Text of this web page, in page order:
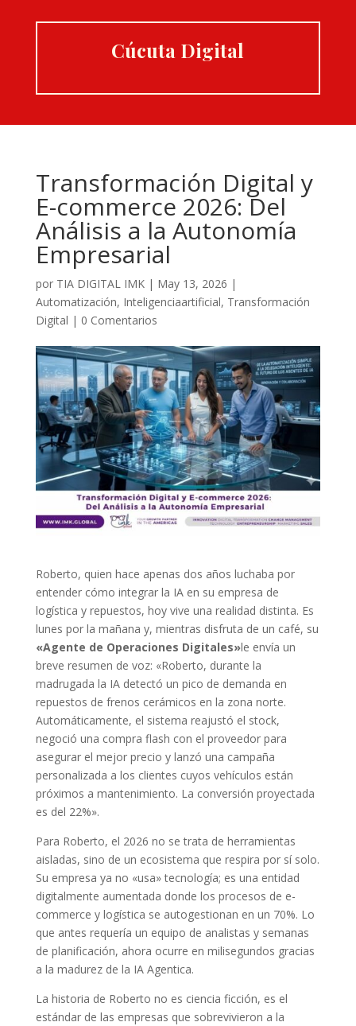
Cúcuta Digital
Transformación Digital y
E-commerce 2026: Del
Análisis a la Autonomía
Empresarial
por TIA DIGITAL IMK| May 13, 2026 |
Automatización, Inteligenciaartificial, Transformación
Digital | 0 Comentarios
Roberto, quien hace apenas dos años luchaba por
entender cómo integrar la IA en su empresa de
logística y repuestos, hoy vive una realidad distinta. Es
lunes por la mañana y, mientras disfruta de un café, su
«Agente de Operaciones Digitales»le envía un
breve resumen de voz: «Roberto, durante la
madrugada la IA detectó un pico de demanda en
repuestos de frenos cerámicos en la zona norte.
Automáticamente, el sistema reajustó el stock,
negoció una compra flash con el proveedor para
asegurar el mejor precio y lanzó una campaña
personalizada a los clientes cuyos vehículos están
próximos a mantenimiento. La conversión proyectada
es del 22%».
Para Roberto, el 2026 no se trata de herramientas
aisladas, sino de un ecosistema que respira por sí solo.
Su empresa ya no «usa» tecnología; es una entidad
digitalmente aumentada donde los procesos de e-
commerce y logística se autogestionan en un 70%. Lo
que antes requería un equipo de analistas y semanas
de planificación, ahora ocurre en milisegundos gracias
a la madurez de la IA Agentica.
La historia de Roberto no es ciencia ficción, es el
estándar de las empresas que sobrevivieron a la